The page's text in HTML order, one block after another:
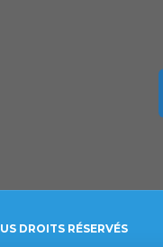
DROITS RÉSERVÉS